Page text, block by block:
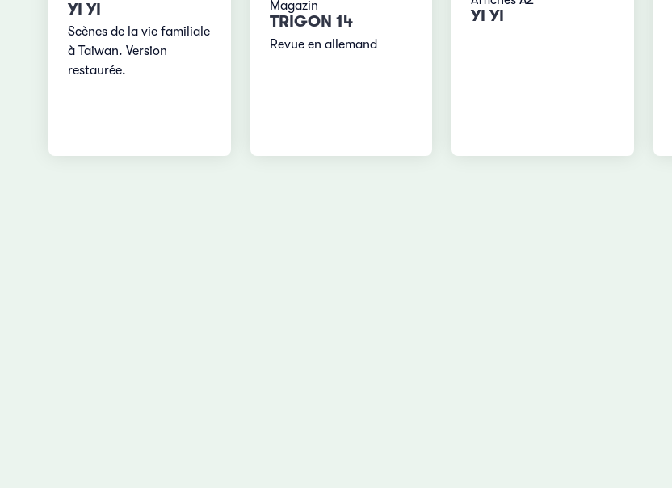
YI YI
Scènes de la vie familiale
à Taiwan. Version
restaurée.
Magazin
TRIGON 14
Revue en allemand
YI YI